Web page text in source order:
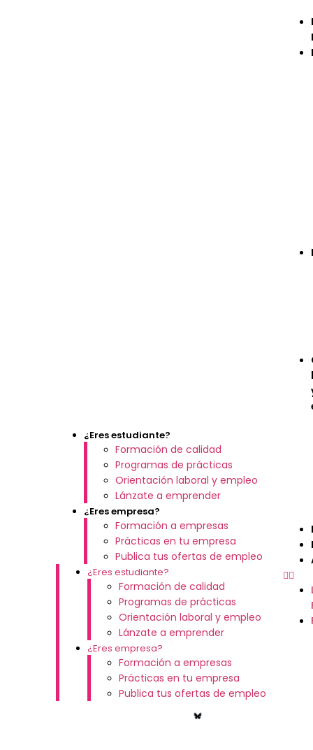
¿Eres estudiante?
Formación de calidad
Programas de prácticas
Orientación laboral y empleo
Lánzate a emprender
¿Eres empresa?
Formación a empresas
Prácticas en tu empresa
Publica tus ofertas de empleo
¿Eres estudiante?
Formación de calidad
Programas de prácticas
Orientación laboral y empleo
Lánzate a emprender
¿Eres empresa?
Formación a empresas
Prácticas en tu empresa
Publica tus ofertas de empleo